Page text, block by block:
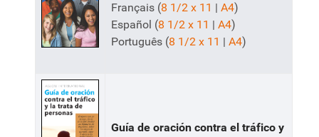
Français (8 1/2 x 11 | A4)
Español (8 1/2 x 11 | A4)
Português (8 1/2 x 11 | A4)
Guía de oración contra el tráfico y